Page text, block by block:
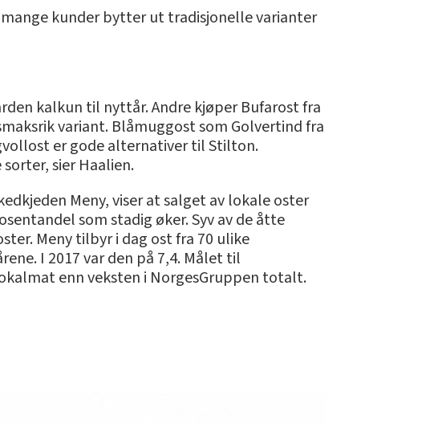
kunder bytter ut tradisjonelle varianter
kalkun til nyttår. Andre kjøper Bufarost fra
variant. Blåmuggost som Golvertind fra
er gode alternativer til Stilton.
sier Haalien.
Meny, viser at salget av lokale oster
som stadig øker. Syv av de åtte
Meny tilbyr i dag ost fra 70 ulike
I 2017 var den på 7,4. Målet til
enn veksten i NorgesGruppen totalt.